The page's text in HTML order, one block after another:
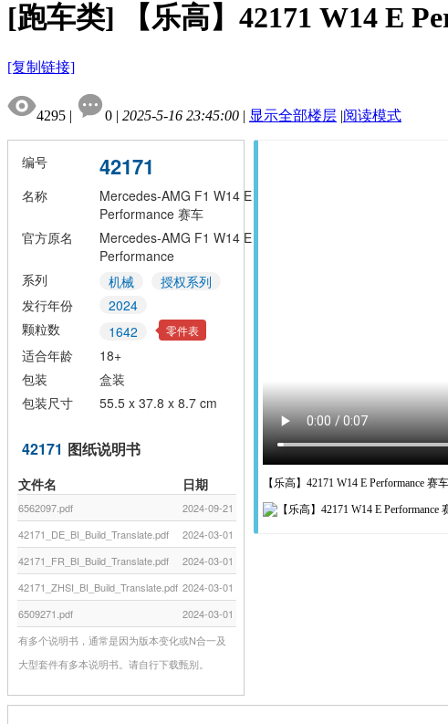
[跑车类] 【乐高】42171 W14 E
[复制链接]
4295 | 0 | 2025-5-16 23:45:00 | 显示全部楼层 |阅读模式
编号 42171
名称
Mercedes-AMG F1 W14 E
Performance 赛车
官方原名
Mercedes-AMG F1 W14 E
Performance
系列
机械
授权系列
发行年份
2024
颗粒数
1642 零件表
适合年龄
18+
包装
盒装
包装尺寸
55.5 x 37.8 x 8.7 cm
42171 图纸说明书
文件名 日期
6562097.pdf
2024-09-21
42171_DE_BI_Build_Translate.pdf
2024-03-01
42171_FR_BI_Build_Translate.pdf
2024-03-01
42171_ZHSI_BI_Build_Translate.pdf 2024-03-01
6509271.pdf
2024-03-01
有多个说明书，通常是因为版本变化或N合一及
大型套件有多本说明书。请自行下载甄别。
【乐高】42171 W14 E Performance 赛车